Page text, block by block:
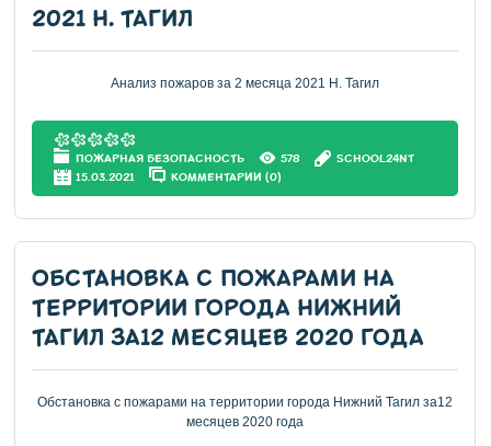
2021 Н. ТАГИЛ
Анализ пожаров за 2 месяца 2021 Н. Тагил
ПОЖАРНАЯ БЕЗОПАСНОСТЬ 578
SCHOOL24NT
15.03.2021
КОММЕНТАРИИ (0)
ОБСТАНОВКА С ПОЖАРАМИ НА
ТЕРРИТОРИИ ГОРОДА НИЖНИЙ
ТАГИЛ ЗА12 МЕСЯЦЕВ 2020 ГОДА
Обстановка с пожарами на территории города Нижний Тагил за12
месяцев 2020 года